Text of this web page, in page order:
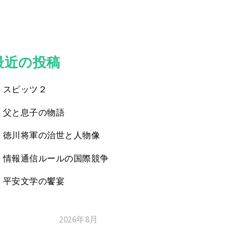
近の投稿
スピッツ２
父と息子の物語
徳川将軍の治世と人物像
情報通信ルールの国際競争
平安文学の饗宴
2026年8月